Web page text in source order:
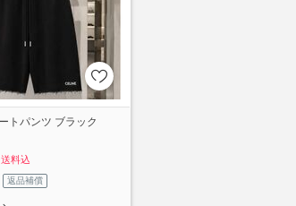
トパンツ ブラック
送料込
返品補償